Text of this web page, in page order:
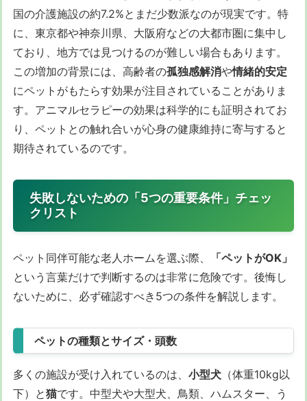
国の介護施設の約7.2%とまだ少数派なのが現実です。特
に、東京都や神奈川県、大阪府などの大都市圏に集中し
ており、地方では見つけるのが難しい場合もあります。
この増加の背景には、高齢者の孤独感解消や情緒的安定
にペットがもたらす効果が注目されていることがありま
す。アニマルセラピーの効果は科学的にも証明されてお
り、ペットとの触れ合いが心身の健康維持に寄与すると
期待されているのです。
失敗しないための「5つの重要条件」チェッ
クリスト
ペット同伴可能な老人ホームを選ぶ際、
「ペットがOK」
という言葉だけで判断するのは非常に危険です。後悔し
ないために、必ず確認すべき5つの条件を解説します。
ペットの種類とサイズ・頭数
多くの施設が受け入れているのは、 小型犬 （体重10kg以
下）と猫です。中型犬や大型犬、鳥類、ハムスター、う